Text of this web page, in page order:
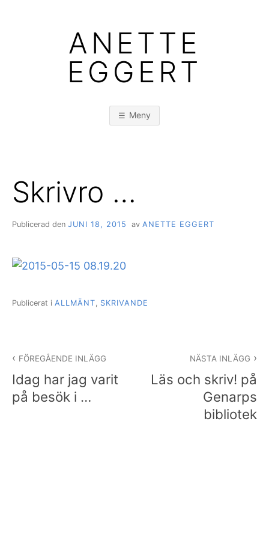
ANETTE
EGGERT
Meny
Skrivro …
Publicerad den JUNI 18, 2015 av ANETTE EGGERT
Publicerat i ALLMÄNT SKRIVANDE
FÖREGÅENDE INLÄGG
Idag har jag varit
på besök i …
NÄSTA INLÄGG
Läs och skriv! på
Genarps
bibliotek